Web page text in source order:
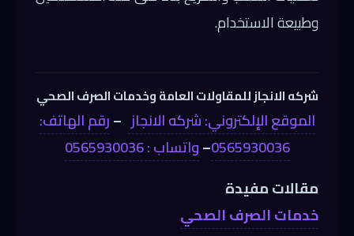
وطبيعة الاستخدام.
شركه الانجاز للمقاولات العامة وخدمات الصرف الصحي
الموقع الإلكتروني: شركه الانجاز –رقم الهاتف:
0565930036
–واتساب : 0565930036
مقالات مفيدة
خدمات الصرف الصحي